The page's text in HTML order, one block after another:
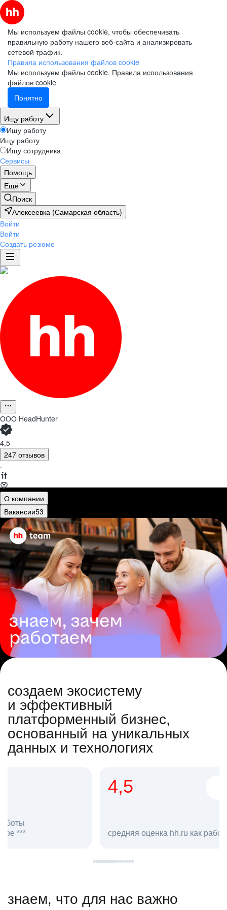
Мы используем файлы cookie, чтобы обеспечивать
правильную работу нашего веб-сайта и анализировать
сетевой трафик.
Правила использования файлов cookie
Мы используем файлы cookie. Правила использования
файлов cookie
Понятно
Ищу работу
Ищу работу
Ищу работу
Ищу сотрудника
Сервисы
Помощь
Ещё
Поиск
Алексеевка (Самарская область)
Войти
Войти
Создать резюме
ООО HeadHunter
4,5
247 отзывов
·
О компании
Вакансии53
создаем экосистему
и эффективный
платформенный бизнес,
основанный на уникальных
данных и технологиях
средняя оценка hh.ru как работодателя **
в hh.ru
знаем, что для нас важно